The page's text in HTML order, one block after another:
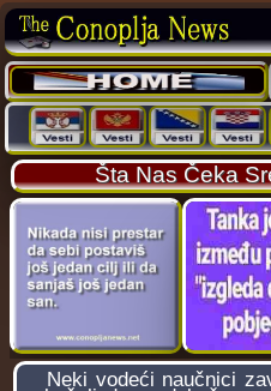
Šta Nas Čeka
Neki vodeći naučnici